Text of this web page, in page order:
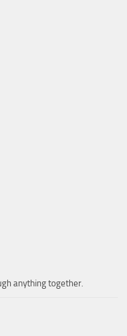
anything together.